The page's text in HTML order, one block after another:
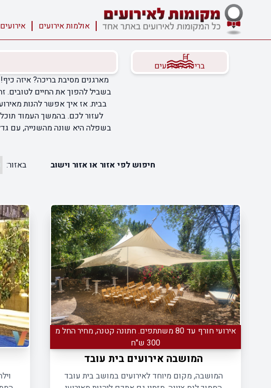
אולמות אירועים
בריכה לאירועים
מארגנים מסיבת בריכה? איזה
בשביל להפוך את החיים לטובים.
בבית. אז איך אפשר להנות
לעזור לכם. בהמשך העמוד
בשפלה היא שונה מהשנייה, עם
חיפוש לפי אזור או אזור וישוב באזור:
אירועי חורף עד 80 משתתפים. חתונה קטנה, מחיר החל מ
300 ש"ח
המושבה אירועים בית עובד
המושבה, מקום מיוחד לאירועים במושב בית עובד